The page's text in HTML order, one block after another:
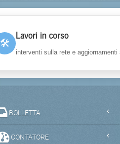
🛠
Lavori in corso
interventi sulla rete e
BOLLETTA
CONTATORE